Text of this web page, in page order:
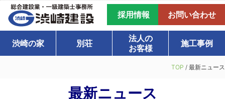
採用情報 お問い合わせ
渋崎の家 別荘
法人の
お客様
施工事例
TOP / 最新ニュース
最新ニュース